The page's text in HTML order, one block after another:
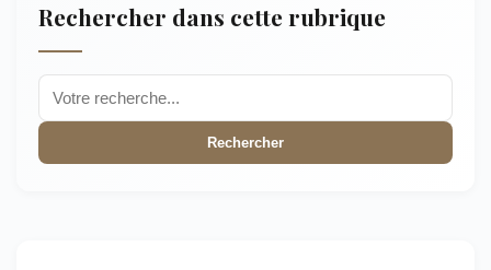
Rechercher dans cette rubrique
Rechercher